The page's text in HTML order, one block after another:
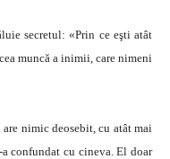
secretul: «Prin ce eşti atât
muncă a inimii, care nimeni
nimic deosebit, cu atât mai
confundat cu cineva. El doar